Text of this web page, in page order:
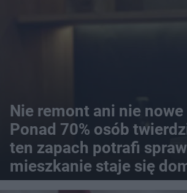
Nie remont ani nie
Ponad 70% osób
ten zapach potrafi
mieszkanie staje się